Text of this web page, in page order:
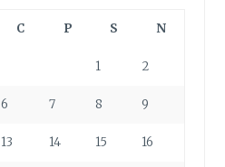
C P S N
1 2
6 7 8 9
13 14 15 16